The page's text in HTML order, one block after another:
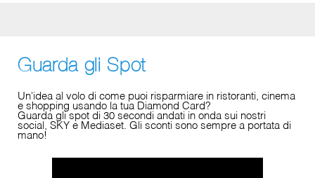
Guarda gli Spot
Un'idea al volo di come puoi risparmiare in ristoranti, cinema
e shopping usando la tua Diamond Card?
Guarda gli spot di 30 secondi andati in onda sui nostri
social, SKY e Mediaset. Gli sconti sono sempre a portata di
mano!